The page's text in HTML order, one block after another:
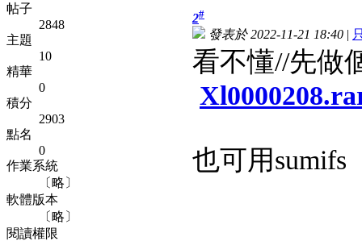
帖子
2848
主題
10
精華
0
積分
2903
點名
0
作業系統
〔略〕
軟體版本
〔略〕
閱讀權限
2#
發表於 2022-11-21 18:40 |
看不懂//先做
也可用sumifs